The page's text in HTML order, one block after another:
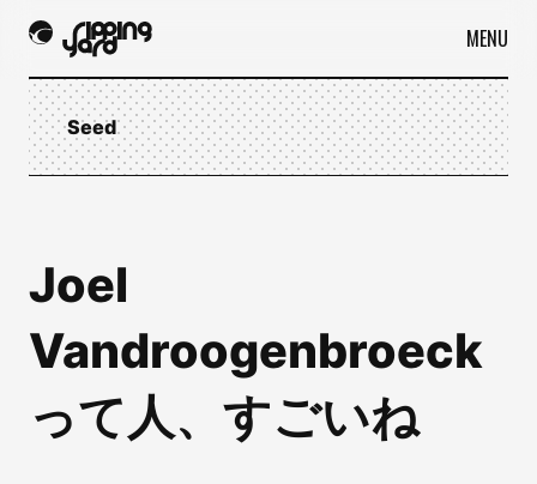
MENU
Seed
Joel
Vandroogenbroeck
って人、すごいね